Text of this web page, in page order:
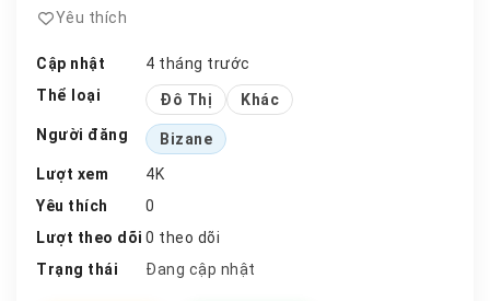
Yêu thích
Cập nhật
4 tháng trước
Thể loại
Đô Thị
Khác
Người đăng
Bizane
Lượt xem
4K
Yêu thích
0
Lượt theo dõi 0 theo dõi
Trạng thái
Đang cập nhật